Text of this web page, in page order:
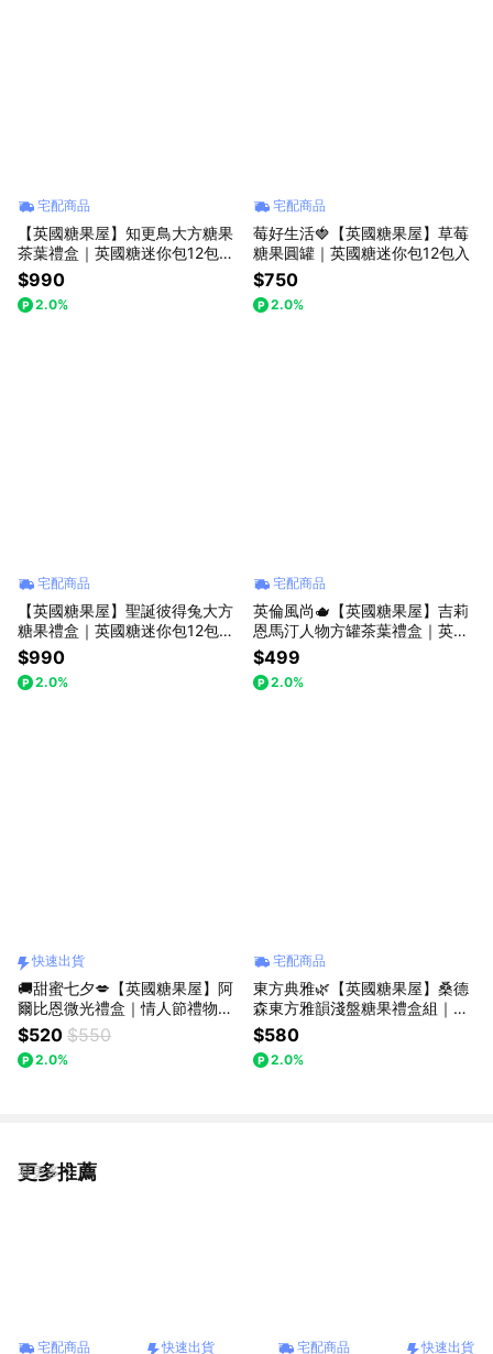
宅配商品
【英國糖果屋】知更鳥大方糖果
茶葉禮盒｜英國糖迷你包12包入
｜英國茶12包入
$990
2.0%
宅配商品
莓好生活🍓【英國糖果屋】草莓
糖果圓罐｜英國糖迷你包12包入
$750
2.0%
宅配商品
【英國糖果屋】聖誕彼得兔大方
糖果禮盒｜英國糖迷你包12包入
｜英國茶12包入
$990
2.0%
宅配商品
英倫風尚🫖【英國糖果屋】吉莉
恩馬汀人物方罐茶葉禮盒｜英國
茶10包入
$499
2.0%
快速出貨
🚚甜蜜七夕💋【英國糖果屋】阿
爾比恩微光禮盒｜情人節禮物｜
試管糖5入｜快速出貨
$520 $550
2.0%
宅配商品
東方典雅🌿【英國糖果屋】桑德
森東方雅韻淺盤糖果禮盒組｜英
國糖迷你包12包入
$580
2.0%
更多推薦
看更多
宅配商品 快速出貨 宅配商品 快速出貨